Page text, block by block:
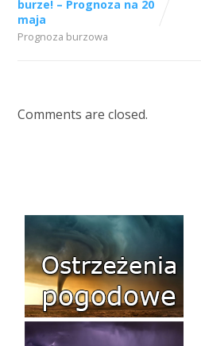
burze! – Prognoza na 20
maja
Prognoza burzowa
Comments are closed.